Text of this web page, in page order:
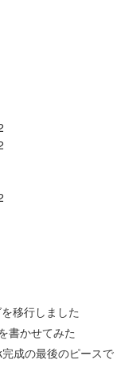
移行しました
書かせてみた
成の最後のピースで